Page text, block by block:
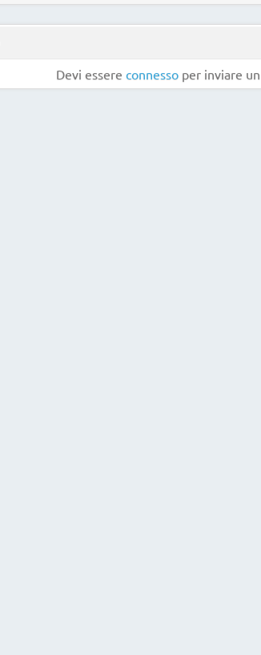
Devi essere connessoper inviare